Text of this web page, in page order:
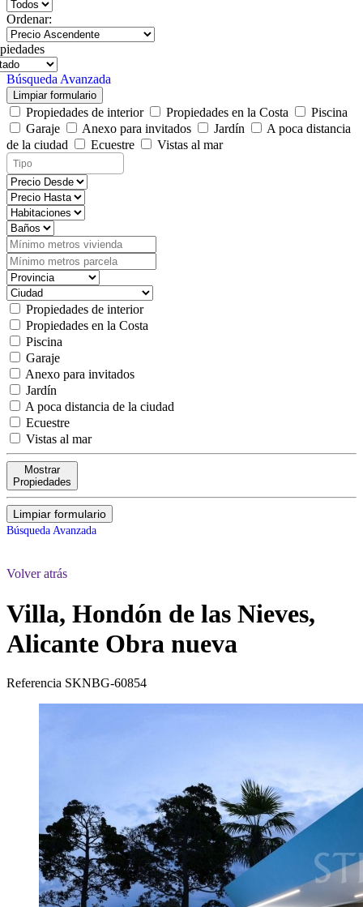
Ordenar:
Búsqueda Avanzada
Limpiar formulario
Propiedades de interior Propiedades en la Costa
Piscina
Garaje
Anexo para invitados Jardín
A poca distancia
de la ciudad
Ecuestre Vistas al mar
Propiedades de interior
Propiedades en la Costa
Piscina
Garaje
Anexo para invitados
Jardín
A poca distancia de la ciudad
Ecuestre
Vistas al mar
Mostrar
Propiedades
Limpiar formulario
Búsqueda Avanzada
Volver atrás
Villa, Hondón de las Nieves,
Alicante Obra nueva
Referencia SKNBG-60854